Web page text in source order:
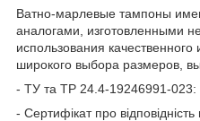
Ватно-марлевые тампоны
аналогами, изготовленными
использования качественного
широкого выбора размеров,
- ТУ та ТР 24.4-19246991-023:
- Сертифікат про